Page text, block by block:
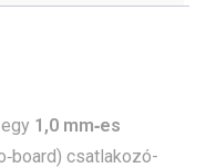
1,0 mm‑es
csatlakozó-